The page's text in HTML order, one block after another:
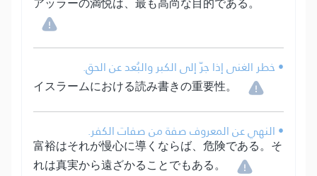
• خطر الغنى إذا جرّ إلى الكبر والبُعد عن الحق.
イスラームにおける読み書きの重要性。
• النهي عن المعروف صفة من صفات الكفر.
富裕はそれが慢心に導くならば、危険である。そ
れは真実から遠ざかることでもある。